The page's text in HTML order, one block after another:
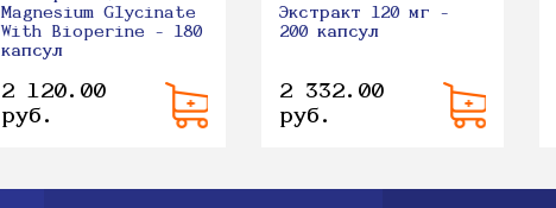
Magnesium Glycinate
With Bioperine - 180
капсул
2 120.00
руб.
Экстракт 120 мг -
200 капсул
2 332.00
руб.